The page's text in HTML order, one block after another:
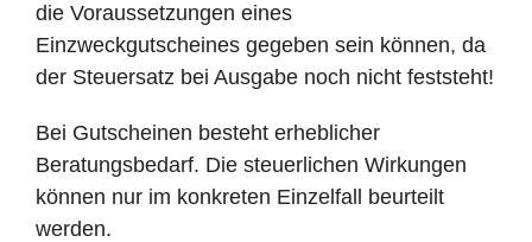
die Voraussetzungen eines
Einzweckgutscheines gegeben sein können, da
der Steuersatz bei Ausgabe noch nicht feststeht!
Bei Gutscheinen besteht erheblicher
Beratungsbedarf. Die steuerlichen Wirkungen
können nur im konkreten Einzelfall beurteilt
werden.